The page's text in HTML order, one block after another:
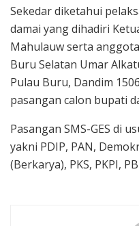
Sekedar diketahui
damai yang dihadiri
Mahulauw serta
Buru Selatan Umar
Pulau Buru, Dandim
pasangan calon bupati
Pasangan SMS-GES di
yakni PDIP, PAN,
(Berkarya), PKS, PKPI,